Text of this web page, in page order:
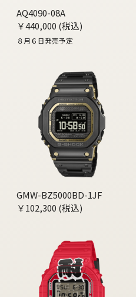
AQ4090-08A
￥440,000 (税込)
８月６日発売予定
GMW-BZ5000BD-1JF
￥102,300 (税込)